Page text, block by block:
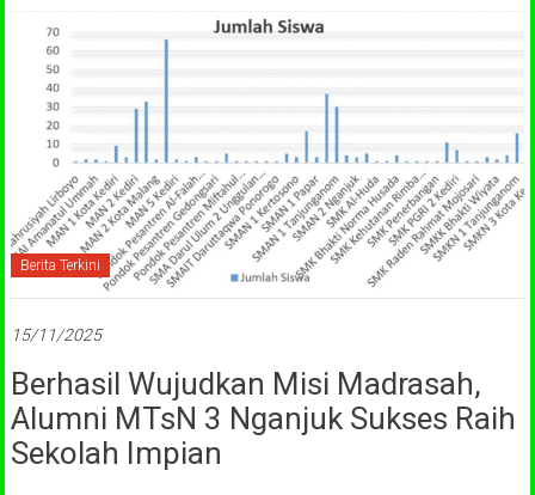
Berita Terkini
15/11/2025
Berhasil Wujudkan Misi Madrasah,
Alumni MTsN 3 Nganjuk Sukses Raih
Sekolah Impian